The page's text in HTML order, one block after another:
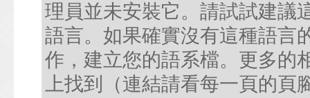
理員並未安裝它。請試試建議
語言。如果確實沒有這種語言
作，建立您的語系檔。更多的
上找到（連結請看每一頁的頁